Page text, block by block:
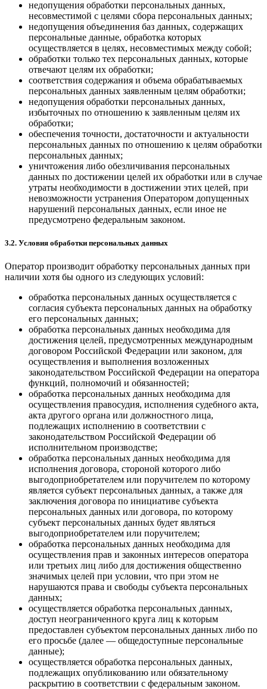
недопущения обработки персональных данных,
несовместимой с целями сбора персональных данных;
недопущения объединения баз данных, содержащих
персональные данные, обработка которых
осуществляется в целях, несовместимых между собой;
обработки только тех персональных данных, которые
отвечают целям их обработки;
соответствия содержания и объема обрабатываемых
персональных данных заявленным целям обработки;
недопущения обработки персональных данных,
избыточных по отношению к заявленным целям их
обработки;
обеспечения точности, достаточности и актуальности
персональных данных по отношению к целям обработки
персональных данных;
уничтожения либо обезличивания персональных
данных по достижении целей их обработки или в случае
утраты необходимости в достижении этих целей, при
невозможности устранения Оператором допущенных
нарушений персональных данных, если иное не
предусмотрено федеральным законом.
3.2. Условия обработки персональных данных
Оператор производит обработку персональных данных при
наличии хотя бы одного из следующих условий:
обработка персональных данных осуществляется с
согласия субъекта персональных данных на обработку
его персональных данных;
обработка персональных данных необходима для
достижения целей, предусмотренных международным
договором Российской Федерации или законом, для
осуществления и выполнения возложенных
законодательством Российской Федерации на оператора
функций, полномочий и обязанностей;
обработка персональных данных необходима для
осуществления правосудия, исполнения судебного акта,
акта другого органа или должностного лица,
подлежащих исполнению в соответствии с
законодательством Российской Федерации об
исполнительном производстве;
обработка персональных данных необходима для
исполнения договора, стороной которого либо
выгодоприобретателем или поручителем по которому
является субъект персональных данных, а также для
заключения договора по инициативе субъекта
персональных данных или договора, по которому
субъект персональных данных будет являться
выгодоприобретателем или поручителем;
обработка персональных данных необходима для
осуществления прав и законных интересов оператора
или третьих лиц либо для достижения общественно
значимых целей при условии, что при этом не
нарушаются права и свободы субъекта персональных
данных;
осуществляется обработка персональных данных,
доступ неограниченного круга лиц к которым
предоставлен субъектом персональных данных либо по
его просьбе (далее — общедоступные персональные
данные);
осуществляется обработка персональных данных,
подлежащих опубликованию или обязательному
раскрытию в соответствии с федеральным законом.